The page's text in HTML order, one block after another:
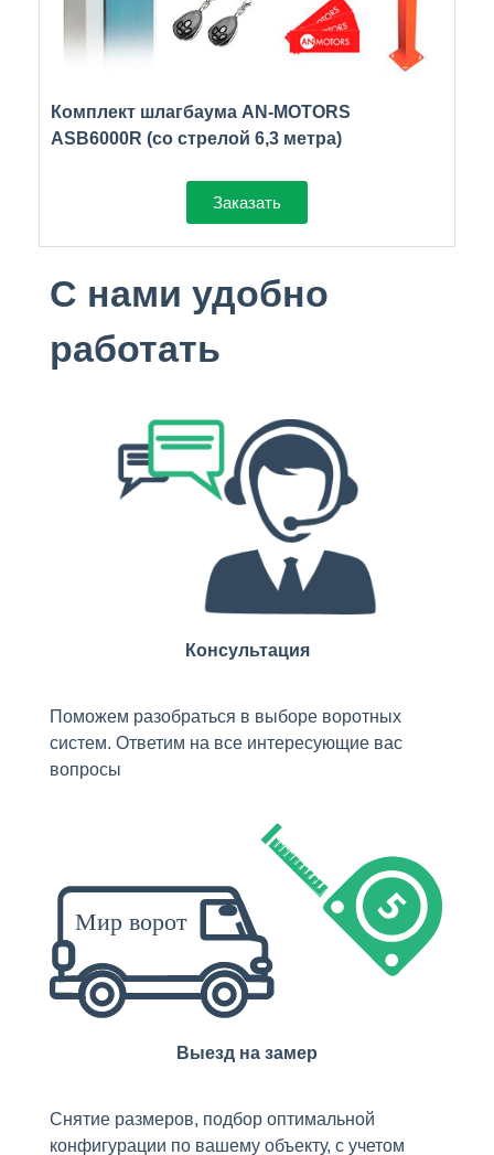
Комплект шлагбаума AN-MOTORS
ASB6000R (со стрелой 6,3 метра)
Заказать
С нами удобно
работать
Консультация
Поможем разобраться в выборе воротных
систем. Ответим на все интересующие вас
вопросы
Выезд на замер
Снятие размеров, подбор оптимальной
конфигурации по вашему объекту, с учетом